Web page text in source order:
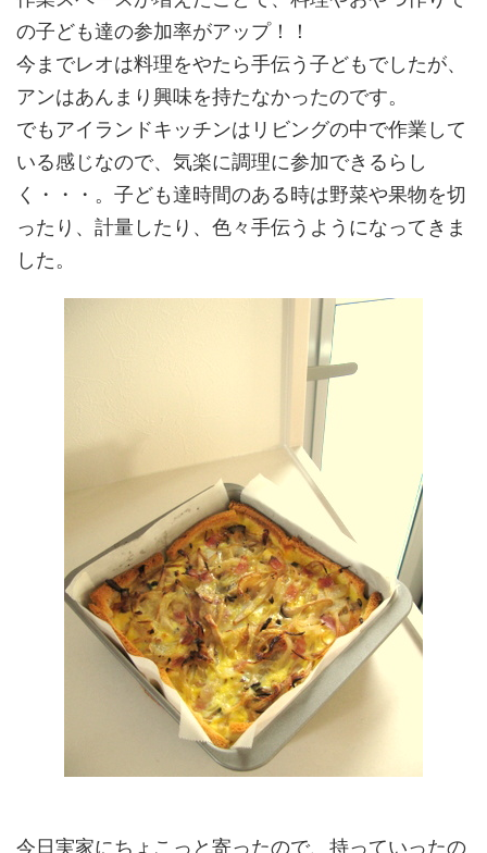
の子ども達の参加率がアップ！！
今までレオは料理をやたら手伝う子どもでしたが、
アンはあんまり興味を持たなかったのです。
でもアイランドキッチンはリビングの中で作業して
いる感じなので、気楽に調理に参加できるらし
く・・・。子ども達時間のある時は野菜や果物を切
ったり、計量したり、色々手伝うようになってきま
した。
今日実家にちょこっと寄ったので、持っていったの